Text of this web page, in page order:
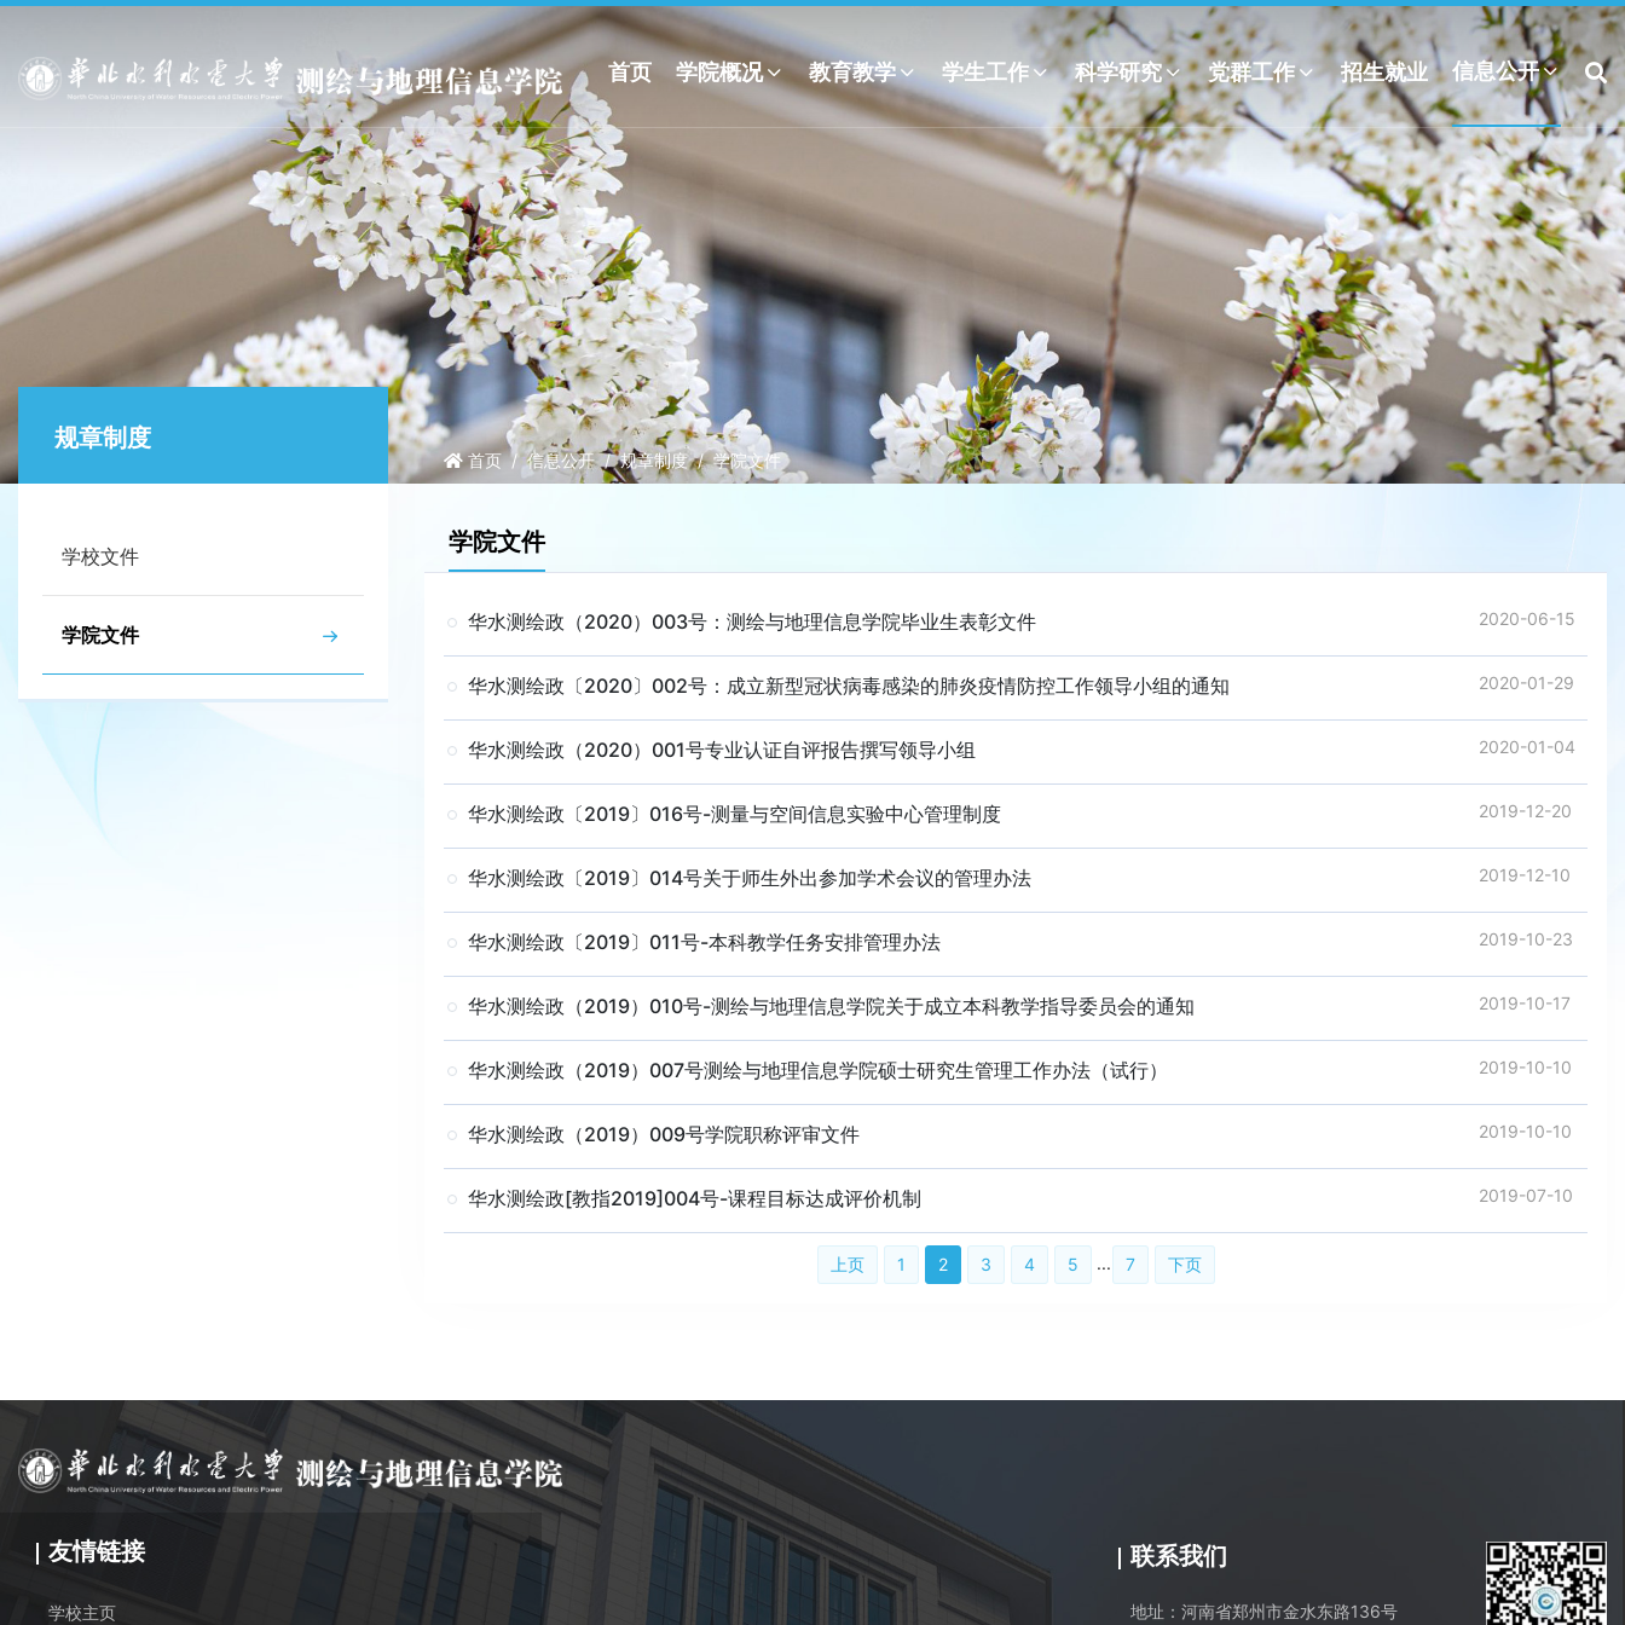
首页 学院概况 教育教学 学生工作 科学研究 党群工作 招生就业 信息公开
规章制度
学校文件
学院文件
首页 信息公开 规章制度 学院文件
学院文件
2020-06-15
华水测绘政（2020）003号：测绘与地理信息学院毕业生表彰文件
2020-01-29
华水测绘政〔2020〕002号：成立新型冠状病毒感染的肺炎疫情防控工作领导小组的通知
2020-01-04
华水测绘政（2020）001号专业认证自评报告撰写领导小组
2019-12-20
华水测绘政〔2019〕016号-测量与空间信息实验中心管理制度
2019-12-10
华水测绘政〔2019〕014号关于师生外出参加学术会议的管理办法
2019-10-23
华水测绘政〔2019〕011号-本科教学任务安排管理办法
2019-10-17
华水测绘政（2019）010号-测绘与地理信息学院关于成立本科教学指导委员会的通知
2019-10-10
华水测绘政（2019）007号测绘与地理信息学院硕士研究生管理工作办法（试行）
2019-10-10
华水测绘政（2019）009号学院职称评审文件
2019-07-10
华水测绘政[教指2019]004号-课程目标达成评价机制
上页 1 2 3 4 5 ... 7 下页
友情链接
学校主页
联系我们
地址：河南省郑州市金水东路136号